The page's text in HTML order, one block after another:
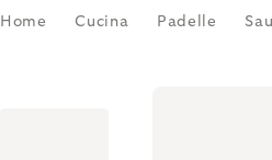
Home Cucina Padelle